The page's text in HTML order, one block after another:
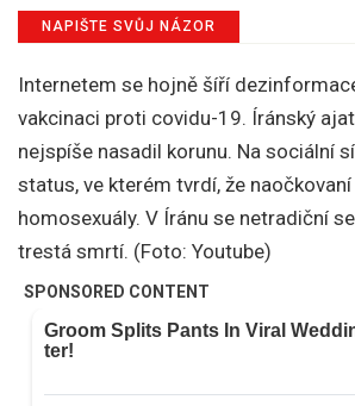
NAPIŠTE SVŮJ NÁZOR
Internetem se hojně šíří
vakcinaci proti covidu-19. Íránský
nejspíše nasadil korunu. Na sociální
status, ve kterém tvrdí, že
homosexuály. V Íránu se netradiční
trestá smrtí. (Foto: Youtube)